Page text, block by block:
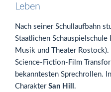
Leben
Nach seiner Schullaufbahn
Staatlichen
Musik und Theater
Science-Fiction-Film
bekanntesten Sprechrollen. In
Charakter San Hill .